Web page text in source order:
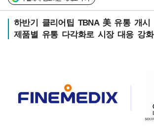
하반기 클리어팁 TBNA 美 유통 개시
제품별 유통 다각화로 시장 대응 강화